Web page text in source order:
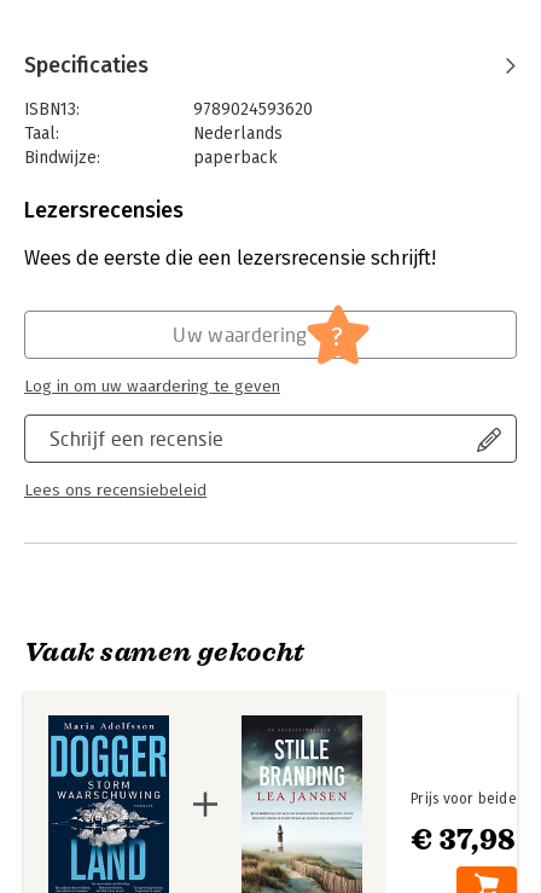
Specificaties
ISBN13:
9789024593620
Taal:
Nederlands
Bindwijze:
paperback
Uitgever:
Verschijningsdatum:
2-3-2021
Thrillers en spanning
Lezersrecensies
Wees de eerste die een lezersrecensie schrijft!
Schrijf een recensie
Lees ons recensiebeleid
Uw waardering ?
Log in om uw waardering te geven
Vaak samen gekocht
€ 37,98
Prijs voor beide